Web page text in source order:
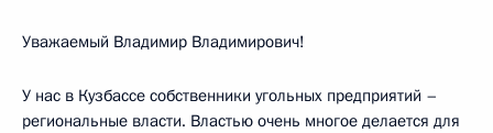
Уважаемый Владимир Владимирович!
У нас в Кузбассе собственники угольных предприятий –
региональные власти. Властью очень многое делается для